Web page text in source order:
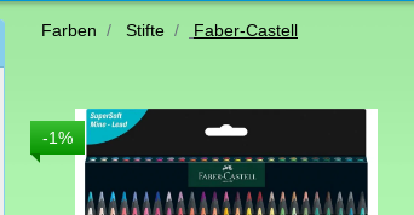
Farben Stifte Faber-Castell
-1%